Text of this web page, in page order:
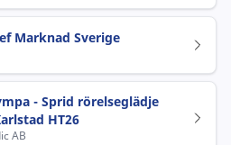
Marknad Sverige
- Sprid rörelseglädje
HT26
AB